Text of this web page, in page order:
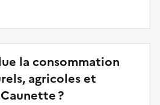
la consommation
agricoles et
?